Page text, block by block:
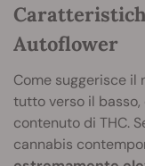
Autoflower
Come suggerisce il
tutto verso il
contenuto di THC.
cannabis